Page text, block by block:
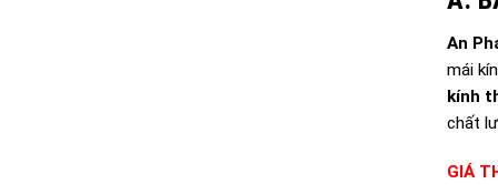
An
mái
kính
chất
GIÁ